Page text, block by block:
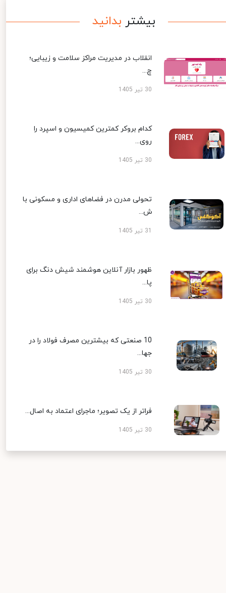
بیشتر بدانید
انقلاب در مدیریت مراکز سلامت و زیبایی؛
چ...
30 تیر 1405
کدام بروکر کمترین کمیسیون و اسپرد را
روی...
30 تیر 1405
تحولی مدرن در فضاهای اداری و مسکونی با
ش...
ظهور بازار آنلاین هوشمند شیش دنگ برای
پا...
30 تیر 1405
10 صنعتی که بیشترین مصرف فولاد را در
جها...
30 تیر 1405
فراتر از یک تصویر؛ ماجرای اعتماد به اصال...
30 تیر 1405